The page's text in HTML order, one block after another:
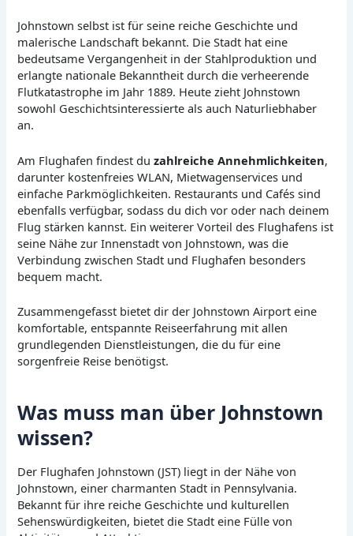
Johnstown selbst ist für seine reiche Geschichte und
malerische Landschaft bekannt. Die Stadt hat eine
bedeutsame Vergangenheit in der Stahlproduktion und
erlangte nationale Bekanntheit durch die verheerende
Flutkatastrophe im Jahr 1889. Heute zieht Johnstown
sowohl Geschichtsinteressierte als auch Naturliebhaber
an.
Am Flughafen findest duzahlreiche Annehmlichkeiten,
darunter kostenfreies WLAN, Mietwagenservices und
einfache Parkmöglichkeiten. Restaurants und Cafés sind
ebenfalls verfügbar, sodass du dich vor oder nach deinem
Flug stärken kannst. Ein weiterer Vorteil des Flughafens ist
seine Nähe zur Innenstadt von Johnstown, was die
Verbindung zwischen Stadt und Flughafen besonders
bequem macht.
Zusammengefasst bietet dir der Johnstown Airport eine
komfortable, entspannte Reiseerfahrung mit allen
grundlegenden Dienstleistungen, die du für eine
sorgenfreie Reise benötigst.
Was muss man über Johnstown
wissen?
Der Flughafen Johnstown (JST) liegt in der Nähe von
Johnstown, einer charmanten Stadt in Pennsylvania.
Bekannt für ihre reiche Geschichte und kulturellen
Sehenswürdigkeiten, bietet die Stadt eine Fülle von